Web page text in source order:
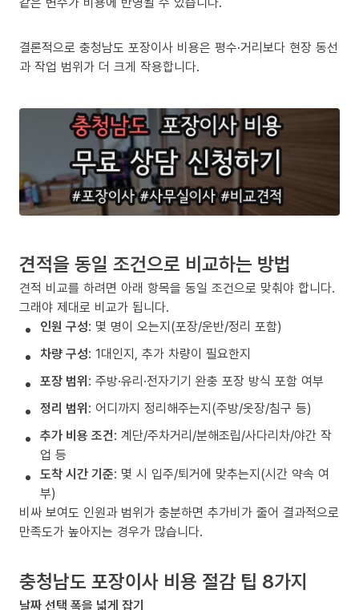
결론적으로 충청남도 포장이사 비용은 평수·거리보다 현장 동선
과 작업 범위가 더 크게 작용합니다.
견적을 동일 조건으로 비교하는 방법
견적 비교를 하려면 아래 항목을 동일 조건으로 맞춰야 합니다.
그래야 제대로 비교가 됩니다.
인원 구성: 몇 명이 오는지(포장/운반/정리 포함)
차량 구성: 1대인지, 추가 차량이 필요한지
포장 범위: 주방·유리·전자기기 완충 포장 방식 포함 여부
정리 범위: 어디까지 정리해주는지(주방/옷장/침구 등)
추가 비용 조건: 계단/주차거리/분해조립/사다리차/야간 작
업 등
도착 시간 기준: 몇 시 입주/퇴거에 맞추는지(시간 약속 여
부)
비싸 보여도 인원과 범위가 충분하면 추가비가 줄어 결과적으로
만족도가 높아지는 경우가 많습니다.
충청남도 포장이사 비용 절감 팁 8가지
날짜 선택 폭을 넓게 잡기